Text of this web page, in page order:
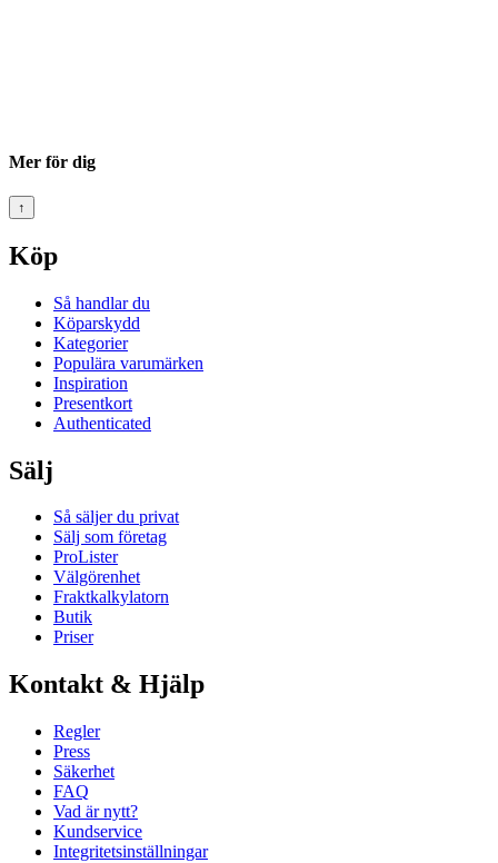
Mer för dig
↑
Köp
Så handlar du
Köparskydd
Kategorier
Populära varumärken
Inspiration
Presentkort
Authenticated
Sälj
Så säljer du privat
Sälj som företag
ProLister
Välgörenhet
Fraktkalkylatorn
Butik
Priser
Kontakt & Hjälp
Regler
Press
Säkerhet
FAQ
Vad är nytt?
Kundservice
Integritetsinställningar